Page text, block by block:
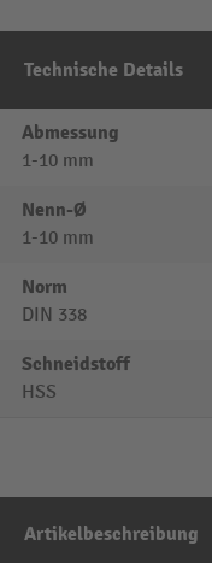
Technische Details
Abmessung
1-10 mm
Nenn-Ø
1-10 mm
Norm
DIN 338
Schneidstoff
HSS
Artikelbeschreibung